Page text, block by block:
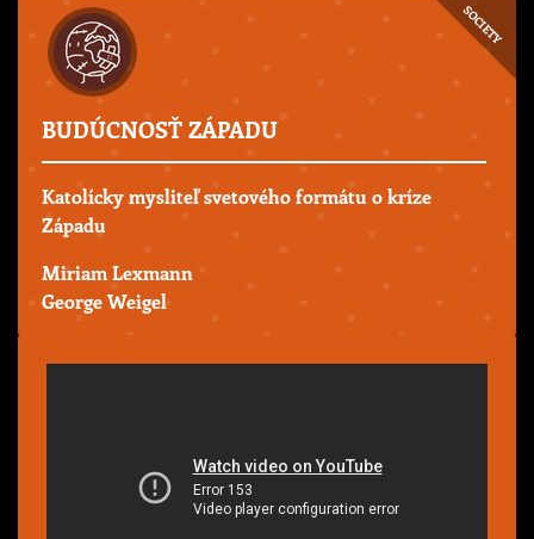
SOCIETY
BUDÚCNOSŤ ZÁPADU
Katolícky mysliteľ svetového formátu o kríze
Západu
Miriam Lexmann
George Weigel